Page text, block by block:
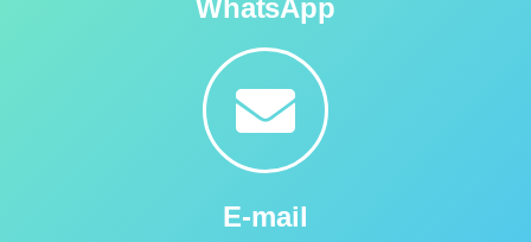
WhatsApp
E-mail